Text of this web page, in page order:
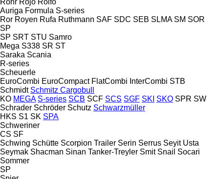
Auriga Formula S-series
Ror Royen Rufa Ruthmann SAF SDC SEB SLMA SM SOR
SP
SP SRT STU Samro
Mega S338 SR ST
Saraka Scania
R-series
Scheuerle
EuroCombi EuroCompact FlatCombi InterCombi STB
Schmidt Schmitz Cargobull
KO MEGA S-series SCB SCF SCS SGF SKI SKO SPR SW
Schrader Schröder Schutz Schwarzmüller
HKS S1 SK SPA
Schweriner
CS SF
Schwing Schütte Scorpion Trailer Serin Serrus Seyit Usta
Seymak Shacman Sinan Tanker-Treyler Smit Snail Socari
Sommer
SP